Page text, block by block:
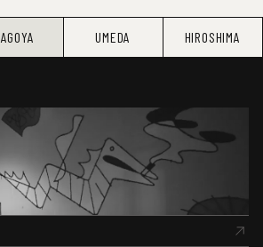
UMEDA HIROSHIMA